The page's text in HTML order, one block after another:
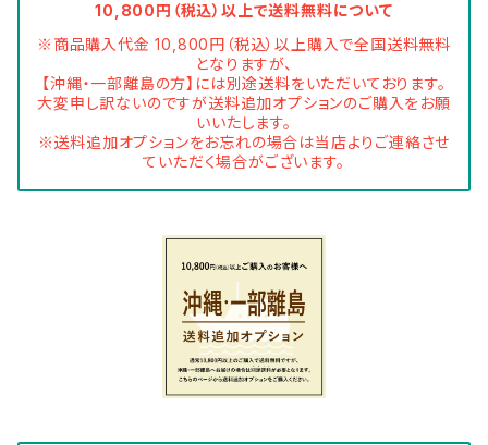
10,800円（税込）以上で送料無料について
※商品購入代金 10,800円（税込）以上購入で全国送料無料
となりますが、
【沖縄・一部離島の方】には別途送料をいただいております。
大変申し訳ないのですが送料追加オプションのご購入をお願
いいたします。
※送料追加オプションをお忘れの場合は当店よりご連絡させ
ていただく場合がございます。